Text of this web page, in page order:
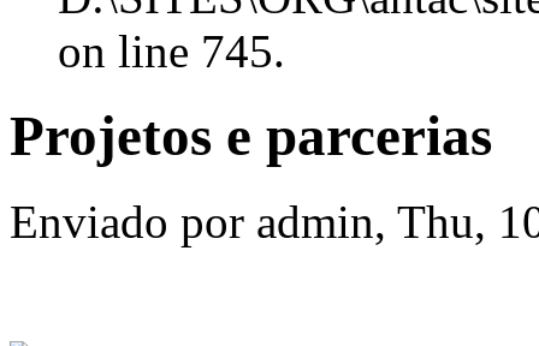
on line 745.
Projetos e parcerias
Enviado por admin, Thu,